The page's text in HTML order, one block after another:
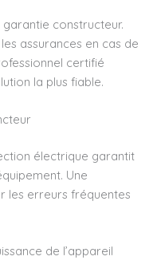
constructeur.
assurances en cas de
certifié
la plus fiable.
électrique garantit
Une
les erreurs fréquentes
de l’appareil